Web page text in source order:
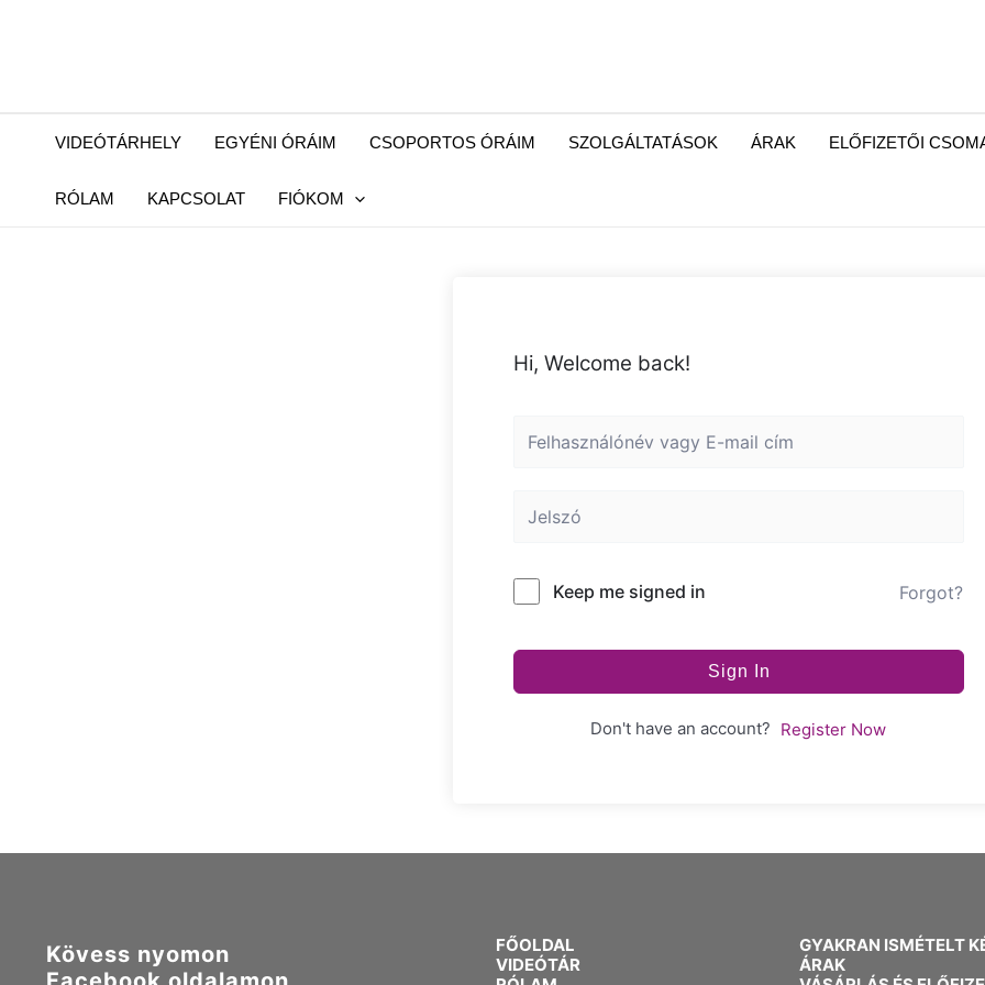
VIDEÓTÁRHELY EGYÉNI ÓRÁIM CSOPORTOS ÓRÁIM SZOLGÁLTATÁSOK ÁRAK ELŐFIZETŐI
RÓLAM KAPCSOLAT FIÓKOM
Hi, Welcome back!
Keep me signed in Forgot?
Sign In
Don't have an account? Register Now
Kövess nyomon
FŐOLDAL
VIDEÓTÁR
GYAKRAN ISMÉTELT
ÁRAK